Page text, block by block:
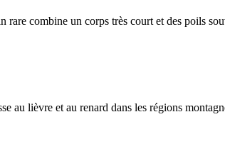
combine un corps très court et des poils
au lièvre et au renard dans les régions